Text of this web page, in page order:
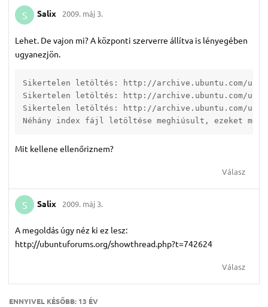
S Salix 2009. máj 3.
Lehet. De vajon mi? A központi szerverre állítva is lényegében
ugyanezjön.
Sikertelen letöltés: http://archive.ubuntu.com/
Sikertelen letöltés: http://archive.ubuntu.com/
Sikertelen letöltés: http://archive.ubuntu.com/
Néhány index fájl letöltése meghiúsult, ezeket
Mit kellene ellenőriznem?
Válasz
S Salix 2009. máj 3.
A megoldás úgy néz ki ez lesz:
http://ubuntuforums.org/showthread.php?t=742624
Válasz
ENNYIVEL KÉSŐBB: 13 ÉV